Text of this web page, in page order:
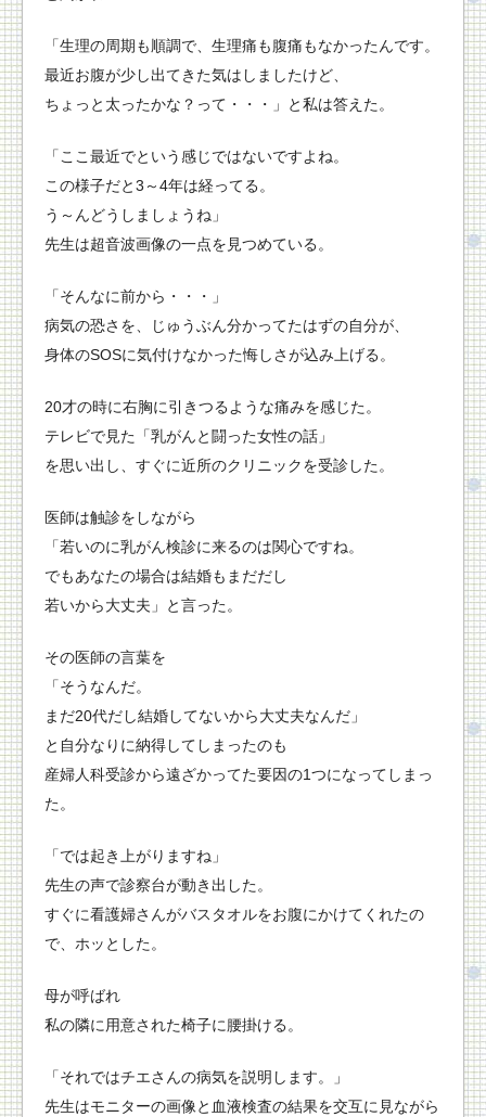
「生理の周期も順調で、生理痛も腹痛もなかったんです。
最近お腹が少し出てきた気はしましたけど、
ちょっと太ったかな？って・・・」と私は答えた。
「ここ最近でという感じではないですよね。
この様子だと3～4年は経ってる。
う～んどうしましょうね」
先生は超音波画像の一点を見つめている。
「そんなに前から・・・」
病気の恐さを、じゅうぶん分かってたはずの自分が、
身体のSOSに気付けなかった悔しさが込み上げる。
20才の時に右胸に引きつるような痛みを感じた。
テレビで見た「乳がんと闘った女性の話」
を思い出し、すぐに近所のクリニックを受診した。
医師は触診をしながら
「若いのに乳がん検診に来るのは関心ですね。
でもあなたの場合は結婚もまだだし
若いから大丈夫」と言った。
その医師の言葉を
「そうなんだ。
まだ20代だし結婚してないから大丈夫なんだ」
と自分なりに納得してしまったのも
産婦人科受診から遠ざかってた要因の1つになってしまっ
た。
「では起き上がりますね」
先生の声で診察台が動き出した。
すぐに看護婦さんがバスタオルをお腹にかけてくれたの
で、ホッとした。
母が呼ばれ
私の隣に用意された椅子に腰掛ける。
「それではチエさんの病気を説明します。」
先生はモニターの画像と血液検査の結果を交互に見ながら